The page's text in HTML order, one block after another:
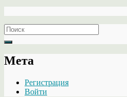
Search
for:
Мета
Регистрация
Войти